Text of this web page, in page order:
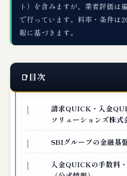
ト）を含みますが、業者評価は
で行っています。料率・条件は
報に基づきます。
目次
請求QUICK・入金
ソリューションズ株式
SBIグループの金融基
入金QUICKの手数料